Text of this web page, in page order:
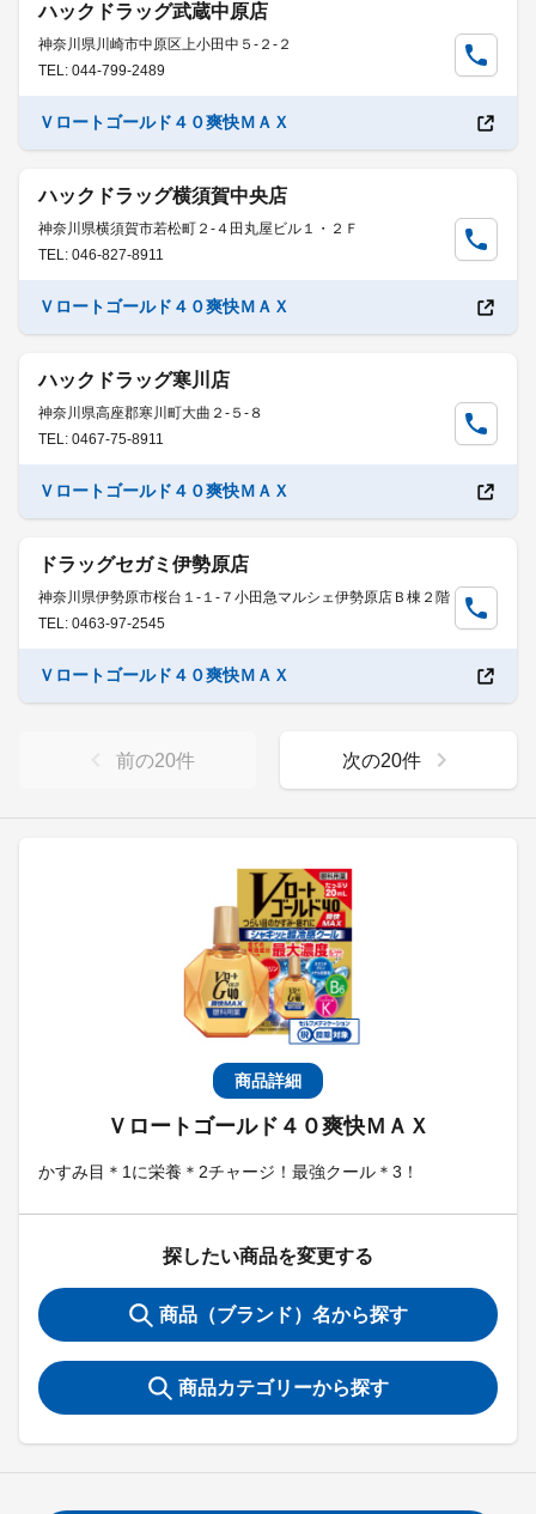
商品詳細
Ｖロートゴールド４０爽快ＭＡＸ
かすみ目＊1に栄養＊2チャージ！最強クール＊3！
探したい商品を変更する
商品（ブランド）名から探す
商品カテゴリーから探す
ハックドラッグ武蔵中原店
神奈川県川崎市中原区上小田中５-２-２
TEL: 044-799-2489
Ｖロートゴールド４０爽快ＭＡＸ
ハックドラッグ横須賀中央店
神奈川県横須賀市若松町２-４田丸屋ビル１・２Ｆ
TEL: 046-827-8911
Ｖロートゴールド４０爽快ＭＡＸ
ハックドラッグ寒川店
神奈川県高座郡寒川町大曲２-５-８
TEL: 0467-75-8911
Ｖロートゴールド４０爽快ＭＡＸ
ドラッグセガミ伊勢原店
神奈川県伊勢原市桜台１-１-７小田急マルシェ伊勢原店Ｂ棟２階
TEL: 0463-97-2545
Ｖロートゴールド４０爽快ＭＡＸ
前の20件 次の20件